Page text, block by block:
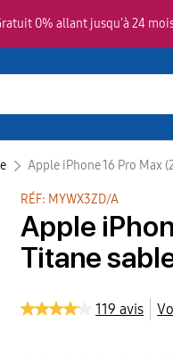
0% allant jusqu'à 24
Apple iPhone 16 Pro Max
RÉF: MYWX3ZD/A
Apple
Titane
119 avis